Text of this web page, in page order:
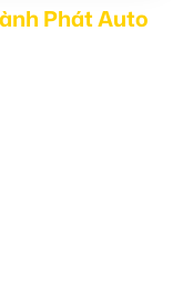
Phát Auto